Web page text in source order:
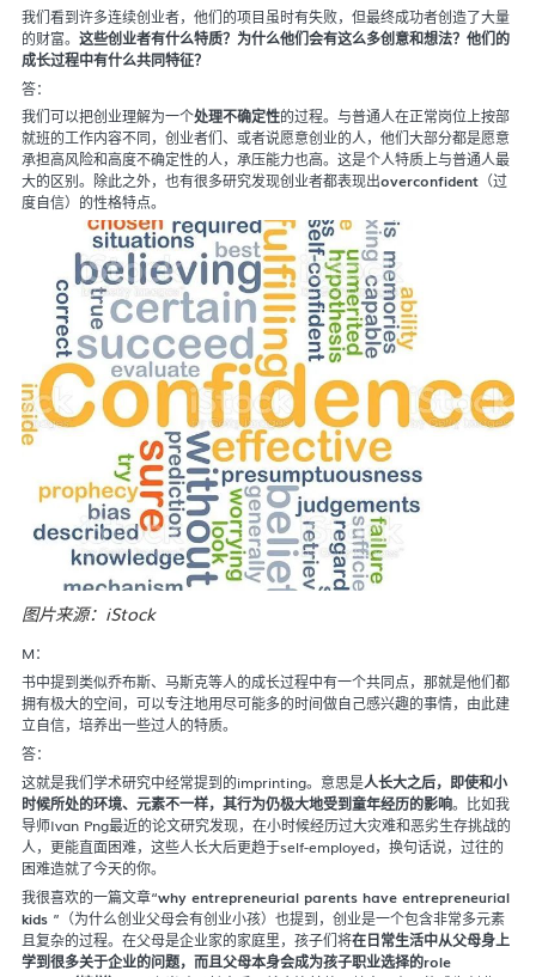
我们看到许多连续创业者，他们的项目虽时有失败，但最终成功者创造了大量
的财富。 这些创业者有什么特质？为什么他们会有这么多创意和想法？他们的
成长过程中有什么共同特征？
答：
我们可以把创业理解为一个处理不确定性的过程。与普通人在正常岗位上按部
就班的工作内容不同，创业者们、或者说愿意创业的人，他们大部分都是愿意
承担高风险和高度不确定性的人，承压能力也高。这是个人特质上与普通人最
大的区别。除此之外，也有很多研究发现创业者都表现出overconfident（过
度自信）的性格特点。
图片来源：iStock
M：
书中提到类似乔布斯、马斯克等人的成长过程中有一个共同点，那就是他们都
拥有极大的空间，可以专注地用尽可能多的时间做自己感兴趣的事情，由此建
立自信，培养出一些过人的特质。
答：
这就是我们学术研究中经常提到的imprinting。意思是人长大之后，即使和小
时候所处的环境、元素不一样，其行为仍极大地受到童年经历的影响。比如我
导师Ivan Png最近的论文研究发现，在小时候经历过大灾难和恶劣生存挑战的
人，更能直面困难，这些人长大后更趋于self-employed，换句话说，过往的
困难造就了今天的你。
我很喜欢的一篇文章“why entrepreneurial parents have entrepreneurial
kids ”（为什么创业父母会有创业小孩）也提到，创业是一个包含非常多元素
且复杂的过程。在父母是企业家的家庭里，孩子们将在日常生活中从父母身上
学到很多关于企业的问题，而且父母本身会成为孩子职业选择的role